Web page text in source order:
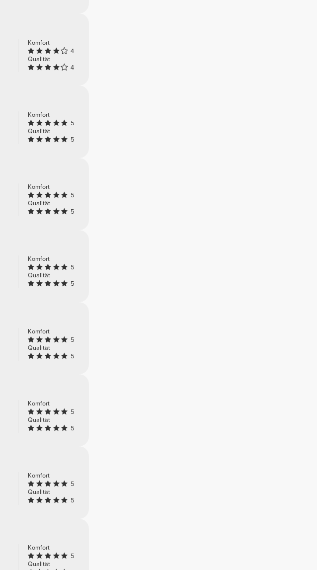
Komfort
4
Qualität
4
Komfort
5
Qualität
5
Komfort
5
Qualität
5
Komfort
5
Qualität
5
Komfort
5
Qualität
5
Komfort
5
Qualität
5
Komfort
5
Qualität
5
Komfort
5
Qualität